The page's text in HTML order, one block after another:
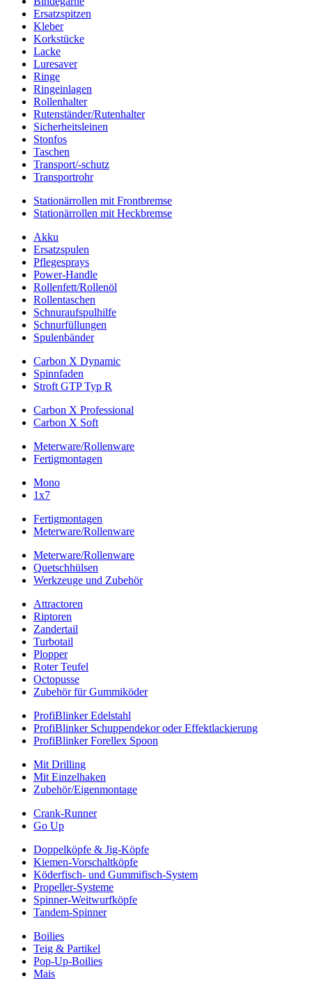
Ersatzspitzen
Kleber
Korkstücke
Lacke
Luresaver
Ringe
Ringeinlagen
Rollenhalter
Rutenständer/Rutenhalter
Sicherheitsleinen
Stonfos
Taschen
Transport/-schutz
Transportrohr
Stationärrollen mit Frontbremse
Stationärrollen mit Heckbremse
Akku
Ersatzspulen
Pflegesprays
Power-Handle
Rollenfett/Rollenöl
Rollentaschen
Schnuraufspulhilfe
Schnurfüllungen
Spulenbänder
Carbon X Dynamic
Spinnfaden
Stroft GTP Typ R
Carbon X Professional
Carbon X Soft
Meterware/Rollenware
Fertigmontagen
Mono
1x7
Fertigmontagen
Meterware/Rollenware
Meterware/Rollenware
Quetschhülsen
Werkzeuge und Zubehör
Attractoren
Riptoren
Zandertail
Turbotail
Plopper
Roter Teufel
Octopusse
Zubehör für Gummiköder
ProfiBlinker Edelstahl
ProfiBlinker Schuppendekor oder Effektlackierung
ProfiBlinker Forellex Spoon
Mit Drilling
Mit Einzelhaken
Zubehör/Eigenmontage
Crank-Runner
Go Up
Doppelköpfe & Jig-Köpfe
Kiemen-Vorschaltköpfe
Köderfisch- und Gummifisch-System
Propeller-Systeme
Spinner-Weitwurfköpfe
Tandem-Spinner
Boilies
Teig & Partikel
Pop-Up-Boilies
Mais